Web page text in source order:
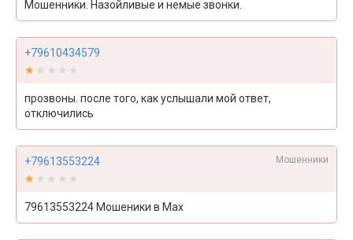
Мошенники. Назойливые и немые звонки.
+79610434579
★★★★★
★★★★★
прозвоны. после того, как услышали мой ответ,
отключились
+79613553224 Мошенники
★★★★★
★★★★★
79613553224 Мошеники в Max